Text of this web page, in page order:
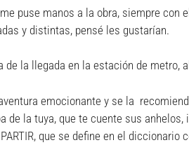
puse manos a la obra, siempre con
y distintas, pensé les gustarían.
de la llegada en la estación de metro,
emocionante y se la
de la tuya, que te cuente sus
que se define en el diccionario